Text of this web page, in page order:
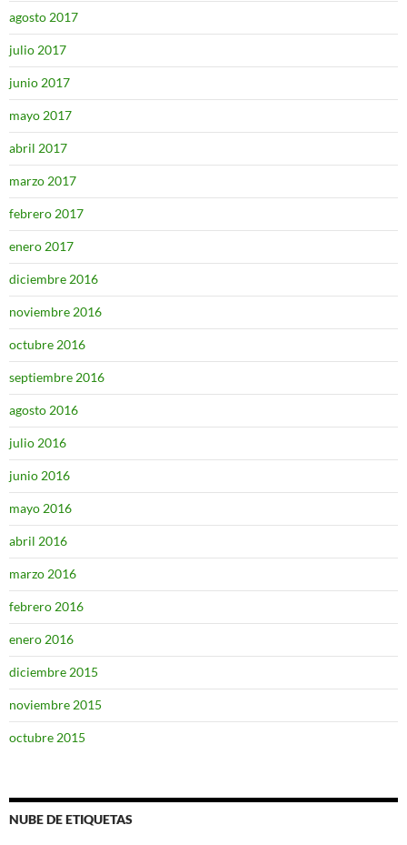
agosto 2017
julio 2017
junio 2017
mayo 2017
abril 2017
marzo 2017
febrero 2017
enero 2017
diciembre 2016
noviembre 2016
octubre 2016
septiembre 2016
agosto 2016
julio 2016
junio 2016
mayo 2016
abril 2016
marzo 2016
febrero 2016
enero 2016
diciembre 2015
noviembre 2015
octubre 2015
NUBE DE ETIQUETAS